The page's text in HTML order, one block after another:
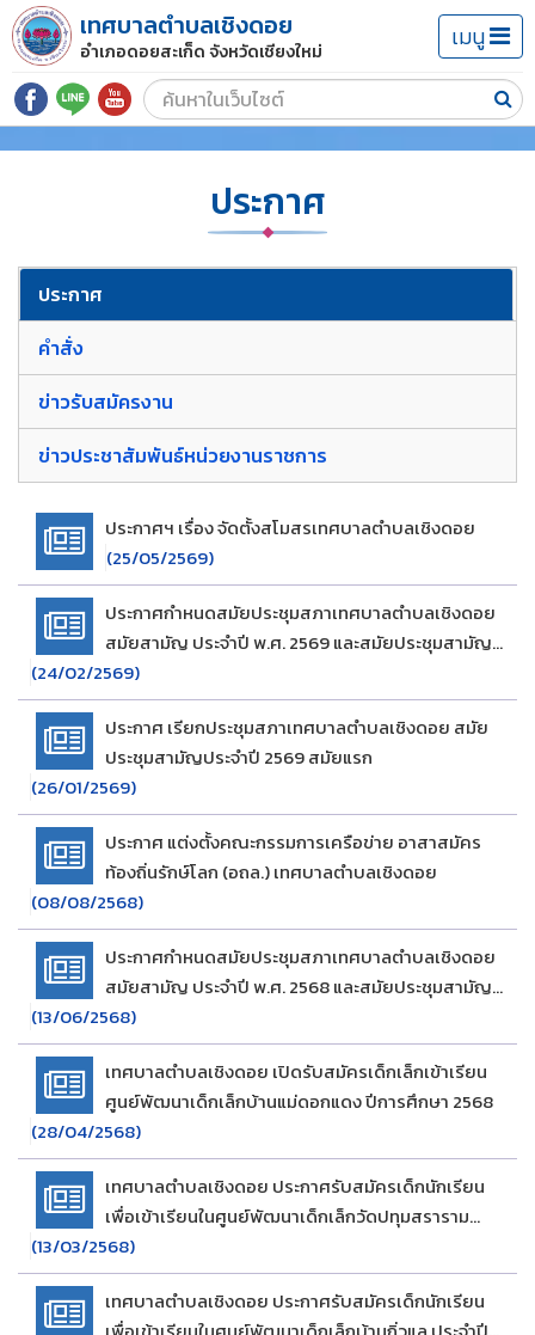
เทศบาลตำบลเชิงดอย
อำเภอดอยสะเก็ด จังหวัดเชียงใหม่ เมนู
ประกาศ
ประกาศ
คำสั่ง
ข่าวรับสมัครงาน
ข่าวประชาสัมพันธ์หน่วยงานราชการ
ประกาศฯ เรื่อง จัดตั้งสโมสรเทศบาลตำบลเชิงดอย
(25/05/2569)
ประกาศกำหนดสมัยประชุมสภาเทศบาลตำบลเชิงดอย
สมัยสามัญ ประจำปี พ.ศ. 2569 และสมัยประชุมสามัญ
สมัยแรก ประจำปี พ.ศ. 2570
(24/02/2569)
ประกาศ เรียกประชุมสภาเทศบาลตำบลเชิงดอย สมัย
ประชุมสามัญประจำปี 2569 สมัยแรก
(26/01/2569)
ประกาศ แต่งตั้งคณะกรรมการเครือข่าย อาสาสมัคร
ท้องถิ่นรักษ์โลก (อถล.) เทศบาลตำบลเชิงดอย
(08/08/2568)
ประกาศกำหนดสมัยประชุมสภาเทศบาลตำบลเชิงดอย
สมัยสามัญ ประจำปี พ.ศ. 2568 และสมัยประชุมสามัญ
สมัยแรก ประจำปี พ.ศ.2569
(13/06/2568)
เทศบาลตำบลเชิงดอย เปิดรับสมัครเด็กเล็กเข้าเรียน
ศูนย์พัฒนาเด็กเล็กบ้านแม่ดอกแดง ปีการศึกษา 2568
(28/04/2568)
เทศบาลตำบลเชิงดอย ประกาศรับสมัครเด็กนักเรียน
เพื่อเข้าเรียนในศูนย์พัฒนาเด็กเล็กวัดปทุมสราราม
ประจำปีการศึกษา 2568
(13/03/2568)
เทศบาลตำบลเชิงดอย ประกาศรับสมัครเด็กนักเรียน